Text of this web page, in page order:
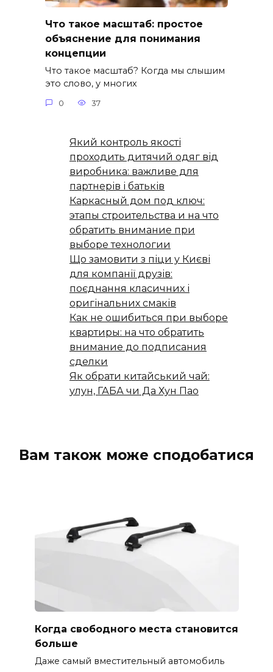
Что такое масштаб: простое
объяснение для понимания
концепции
Что такое масштаб? Когда мы слышим
это слово, у многих
0 37
Який контроль якості
проходить дитячий одяг від
виробника: важливе для
партнерів і батьків
Каркасный дом под ключ:
этапы строительства и на что
обратить внимание при
выборе технологии
Що замовити з піци у Києві
для компанії друзів:
поєднання класичних і
оригінальних смаків
Как не ошибиться при выборе
квартиры: на что обратить
внимание до подписания
сделки
Як обрати китайський чай:
улун, ГАБА чи Да Хун Пао
Вам також може сподобатися
Когда свободного места становится
больше
Даже самый вместительный автомобиль